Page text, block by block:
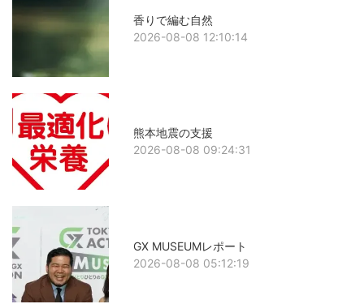
香りで編む自然
2026-08-08 12:10:14
熊本地震の支援
2026-08-08 09:24:31
GX MUSEUMレポート
2026-08-08 05:12:19